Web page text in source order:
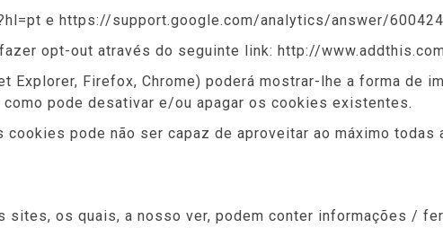
e https://support.google.com/analytics/answer/
opt-out através do seguinte link: http://
Explorer, Firefox, Chrome) poderá mostrar-lhe a forma de
pode desativar e/ou apagar os cookies existentes.
cookies pode não ser capaz de aproveitar ao máximo
os quais, a nosso ver, podem conter informações /